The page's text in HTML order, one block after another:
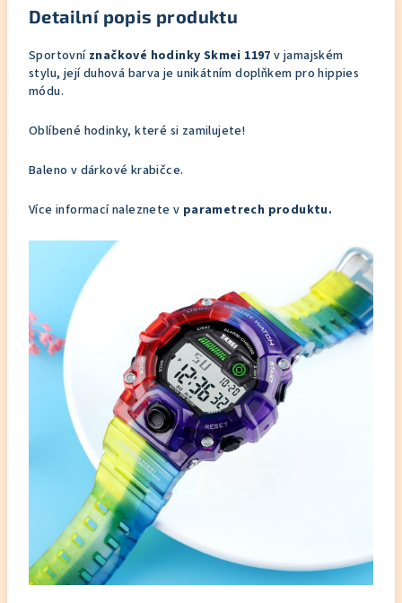
Detailní popis produktu
Sportovní značkové hodinky Skmei 1197v jamajském
stylu, její duhová barva je unikátním doplňkem pro hippies
módu.
Oblíbené hodinky, které si zamilujete!
Baleno v dárkové krabičce.
Více informací naleznete v parametrech produktu.